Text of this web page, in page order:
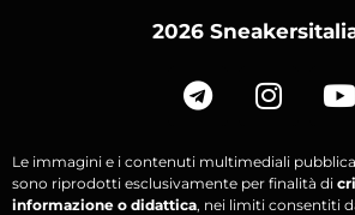
2026
Le immagini e i contenuti multimediali
sono riprodotti esclusivamente per finalità di
informazione o didattica, nei limiti consentiti